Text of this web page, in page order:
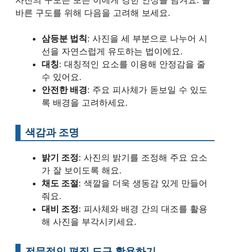
바른 구도를 위해 다음을 고려해 보세요.
삼등분 법칙: 사진을 세 부분으로 나누어 시
선을 자연스럽게 유도하는 법이에요.
대칭: 대칭적인 요소를 이용해 안정감을 줄
수 있어요.
안전한 배경: 주요 피사체가 돋보일 수 있도
록 배경을 고려하세요.
색감과 조명
밝기 조정: 사진의 밝기를 조정해 주요 요소
가 잘 보이도록 해요.
채도 조절: 색깔을 더욱 생동감 있게 만들어
줘요.
대비 조정: 피사체와 배경 간의 대조를 활용
해 사진을 부각시키세요.